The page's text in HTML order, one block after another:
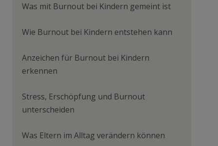
Was mit Burnout bei Kindern gemeint ist
Wie Burnout bei Kindern entstehen kann
Anzeichen für Burnout bei Kindern
erkennen
Stress, Erschöpfung und Burnout
unterscheiden
Was Eltern im Alltag verändern können